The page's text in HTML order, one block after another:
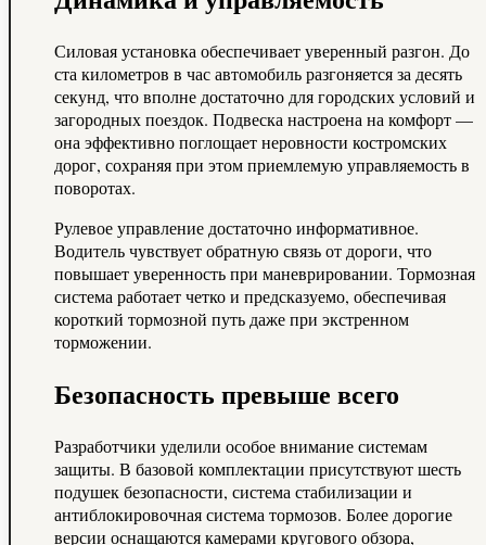
Силовая установка обеспечивает уверенный разгон. До
ста километров в час автомобиль разгоняется за десять
секунд, что вполне достаточно для городских условий и
загородных поездок. Подвеска настроена на комфорт —
она эффективно поглощает неровности костромских
дорог, сохраняя при этом приемлемую управляемость в
поворотах.
Рулевое управление достаточно информативное.
Водитель чувствует обратную связь от дороги, что
повышает уверенность при маневрировании. Тормозная
система работает четко и предсказуемо, обеспечивая
короткий тормозной путь даже при экстренном
торможении.
Безопасность превыше всего
Разработчики уделили особое внимание системам
защиты. В базовой комплектации присутствуют шесть
подушек безопасности, система стабилизации и
антиблокировочная система тормозов. Более дорогие
версии оснащаются камерами кругового обзора,